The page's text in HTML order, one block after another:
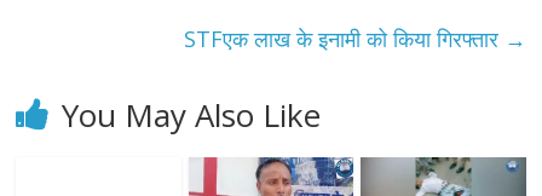
STFएक लाख के इनामी को किया गिरफ्तार →
You May Also Like